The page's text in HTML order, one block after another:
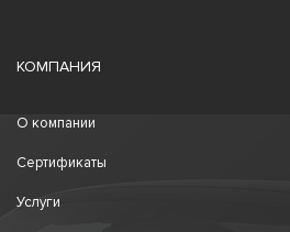
КОМПАНИЯ
О компании
Сертификаты
Услуги